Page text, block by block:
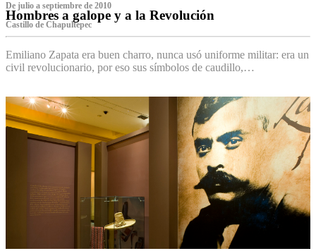
De julio a septiembre de 2010
Hombres a galope y a la Revolución
Castillo de Chapultepec
Emiliano Zapata era buen charro, nunca usó uniforme militar: era un
civil revolucionario, por eso sus símbolos de caudillo,…